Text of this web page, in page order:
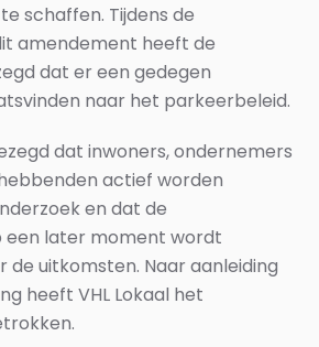
schaffen. Tijdens de
amendement heeft de
dat er een gedegen
naar het parkeerbeleid.
dat inwoners, ondernemers
actief worden
en dat de
later moment wordt
uitkomsten. Naar aanleiding
heeft VHL Lokaal het